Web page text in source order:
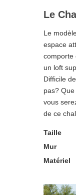
Le
Le
espace
comporte
un loft
Difficile
pas?
vous
de ce
Taille
Mur
Matériel